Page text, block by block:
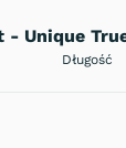
- Unique
or
Długość